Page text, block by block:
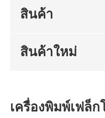
สินค้า
สินค้าใหม่
เครื่องพิมพ์เฟล็